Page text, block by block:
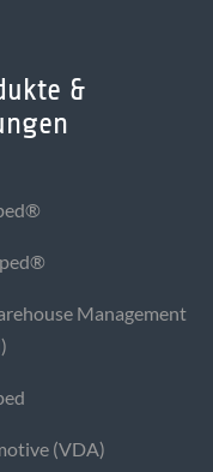
&
Management
(VDA)